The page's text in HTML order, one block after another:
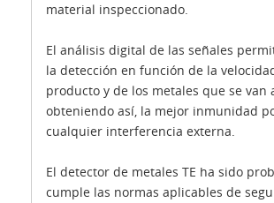
material inspeccionado.
El análisis digital de las señales
la detección en función de la
producto y de los metales que se van
obteniendo así, la mejor inmunidad
cualquier interferencia externa.
El detector de metales TE ha sido
cumple las normas aplicables de